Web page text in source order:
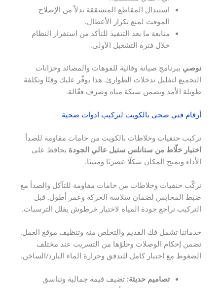
استبدال المقاطع المتشققة بدلاً من الإصلاح
المؤقت لمنع تكرار الأعطال.
متابعة ما بعد التنفيذ للتأكد من استقرار النظام
خلال فترة التشغيل الأولى.
نوصي ببرنامج صيانة وقائية للفوهات والمصائد وخزانات
التجميع لتقليل تدخلات الطوارئ. هذا يوفّر عليك وقتًا وتكلفة
طويلة الأمد ويضمن شبكة مياه وصرف فعّالة.
أرقام فني صحى بالكويت لتركيب ادوات صحية
تركيب حنفيات وخلاطات بالكويت من خامات مقاومة للصدأ
اختيار خلّاط من ستانلس ستيل عالي الجودة يحافظ على
الأداء ويمنح المكان شكلًا عصريًا ومتينًا.
نركّب حنفيات وخلاطات من خامات مقاومة للتآكل والصدأ مع
ضبط المحابس لضمان سلاسة الحركة وعمر أطول. قبل
التركيب نراجع جودة المياه لاختيار خرطوش يقلل الترسبات.
خدماتنا تشمل فك القديم والتخلص منه وتنظيف موقع العمل.
نضمن إحكام الوصلات وخلوّها من التسريب عند مختلف
الضغوط مع اختبار كامل للتدفق وحرارة الماء البارد/الساخن.
تصاميم حديثة: تضيف قيمة جمالية وتناسق